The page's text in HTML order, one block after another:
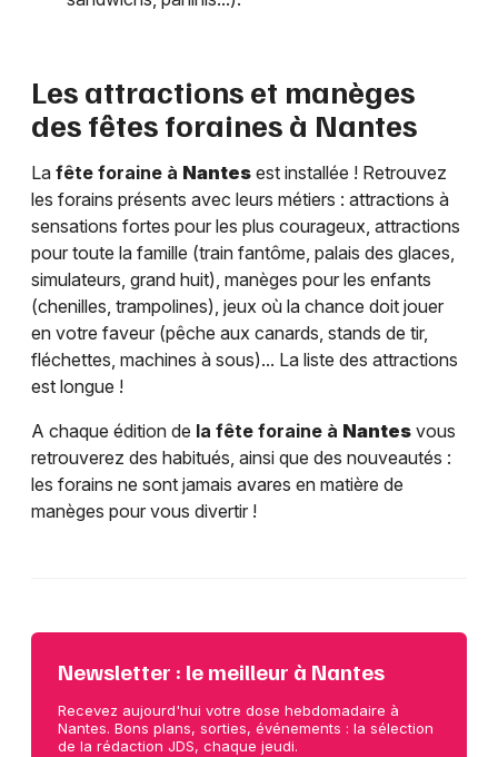
Les attractions et manèges
des fêtes foraines à Nantes
La fête foraine à Nantes est installée ! Retrouvez
les forains présents avec leurs métiers : attractions à
sensations fortes pour les plus courageux, attractions
pour toute la famille (train fantôme, palais des glaces,
simulateurs, grand huit), manèges pour les enfants
(chenilles, trampolines), jeux où la chance doit jouer
en votre faveur (pêche aux canards, stands de tir,
fléchettes, machines à sous)... La liste des attractions
est longue !
A chaque édition de la fête foraine à Nantes vous
retrouverez des habitués, ainsi que des nouveautés :
les forains ne sont jamais avares en matière de
manèges pour vous divertir !
Newsletter : le meilleur à Nantes
Recevez aujourd'hui votre dose hebdomadaire à
Nantes. Bons plans, sorties, événements : la sélection
de la rédaction JDS, chaque jeudi.